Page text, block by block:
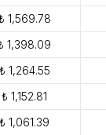
1,569.78
1,398.09
₺ 1,264.55
₺ 1,152.81
₺ 1,061.39